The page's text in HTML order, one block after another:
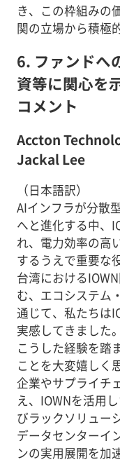
き、この枠組みの
関の立場から積極
6. ファンドへ
資等に関心を
コメント
Accton
Jackal Lee
（日本語訳）
AIインフラが分散
へと進化する中、
れ、電力効率の高
するうえで重要な
台湾における
む、エコシステム
通じて、私たちは
実感してきました。
こうした経験を踏
ことを大変嬉しく
企業やサプライチ
え、IOWNを活用
びラックソリュー
データセンターイ
ンの実用展開を加